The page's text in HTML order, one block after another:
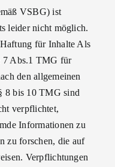
VSBG) ist
leider nicht möglich.
für Inhalte Als
7 Abs.1 TMG für
den allgemeinen
8 bis 10 TMG sind
verpflichtet,
Informationen zu
zu forschen, die auf
Verpflichtungen